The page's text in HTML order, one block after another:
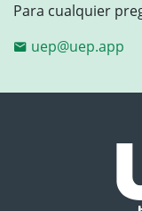
Para cualquier
uep@uep.app